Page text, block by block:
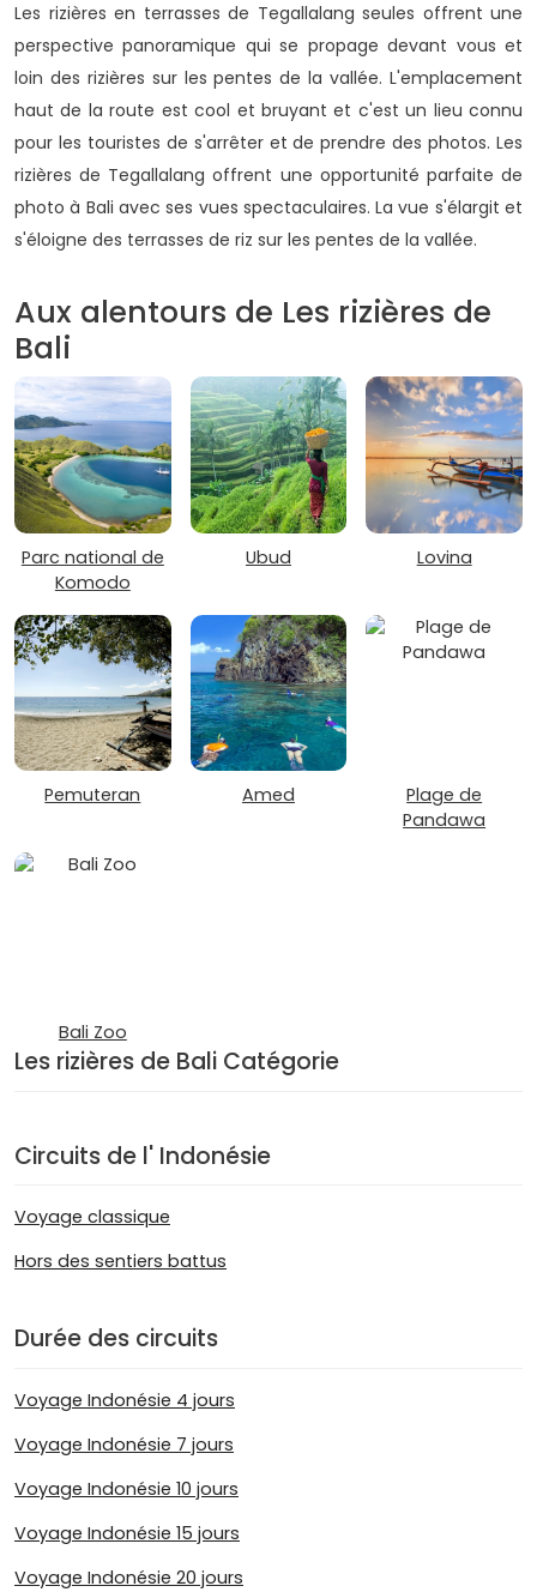
Les rizières en terrasses de Tegallalang seules offrent une
perspective panoramique qui se propage devant vous et
loin des rizières sur les pentes de la vallée. L'emplacement
haut de la route est cool et bruyant et c'est un lieu connu
pour les touristes de s'arrêter et de prendre des photos. Les
rizières de Tegallalang offrent une opportunité parfaite de
photo à Bali avec ses vues spectaculaires. La vue s'élargit et
s'éloigne des terrasses de riz sur les pentes de la vallée.
Aux alentours de Les rizières de
Bali
Parc national de
Komodo
Ubud Lovina
Pemuteran Amed
Plage de
Pandawa
Bali Zoo
Les rizières de Bali Catégorie
Circuits de l' Indonésie
Voyage classique
Hors des sentiers battus
Durée des circuits
Voyage Indonésie 4 jours
Voyage Indonésie 7 jours
Voyage Indonésie 10 jours
Voyage Indonésie 15 jours
Voyage Indonésie 20 jours